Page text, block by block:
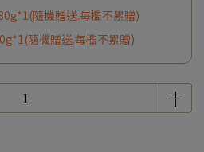
隨機贈送.每檻不累贈)
隨機贈送.每檻不累贈)